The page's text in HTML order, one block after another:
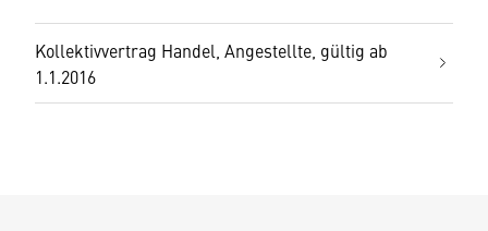
Kollektivvertrag Handel, Angestellte, gültig ab
1.1.2016